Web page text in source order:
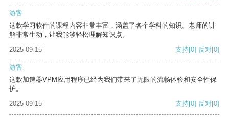
游客
这款学习软件的课程内容非常丰富，涵盖了各个学科的知识。老师的讲
解非常生动，让我能够轻松理解知识点。
2025-09-15
支持[0] 反对[0]
游客
这款加速器VPM应用程序已经为我们带来了无限的流畅体验和安全性保
护。
2025-09-15
支持[0] 反对[0]